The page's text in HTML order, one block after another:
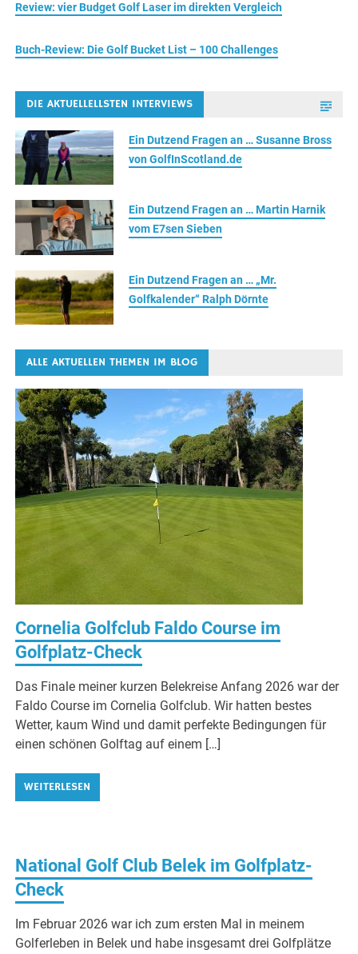
Review: vier Budget Golf Laser im direkten Vergleich
Buch-Review: Die Golf Bucket List – 100 Challenges
DIE AKTUELLELLSTEN INTERVIEWS
Ein Dutzend Fragen an … Susanne Bross
von GolfInScotland.de
Ein Dutzend Fragen an … Martin Harnik
vom E7sen Sieben
Ein Dutzend Fragen an … „Mr.
Golfkalender“ Ralph Dörnte
ALLE AKTUELLEN THEMEN IM BLOG
Cornelia Golfclub Faldo Course im
Golfplatz-Check
Das Finale meiner kurzen Belekreise Anfang 2026 war der
Faldo Course im Cornelia Golfclub. Wir hatten bestes
Wetter, kaum Wind und damit perfekte Bedingungen für
einen schönen Golftag auf einem […]
WEITERLESEN
National Golf Club Belek im Golfplatz-
Check
Im Februar 2026 war ich zum ersten Mal in meinem
Golferleben in Belek und habe insgesamt drei Golfplätze